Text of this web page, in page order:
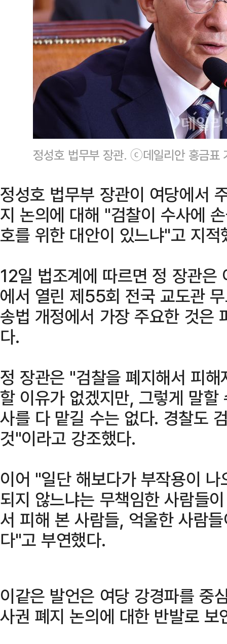
정성호 법무부 장관. ⓒ데일리안 홍금표
정성호 법무부 장관이 여당에서
지 논의에 대해 "검찰이 수사에
호를 위한 대안이 있느냐"고 지적
12일 법조계에 따르면 정 장관은
에서 열린 제55회 전국 교도관
송법 개정에서 가장 주요한 것은
다.
정 장관은 "검찰을 폐지해서 피
할 이유가 없겠지만, 그렇게 말
사를 다 맡길 수는 없다. 경찰도
것"이라고 강조했다.
이어 "일단 해보다가 부작용이
되지 않느냐는 무책임한 사람들
서 피해 본 사람들, 억울한 사람
다"고 부연했다.
이같은 발언은 여당 강경파를 중
사권 폐지 논의에 대한 반발로 보